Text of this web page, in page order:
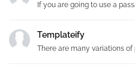
If you are going to use a
Templateify
There are many variations of